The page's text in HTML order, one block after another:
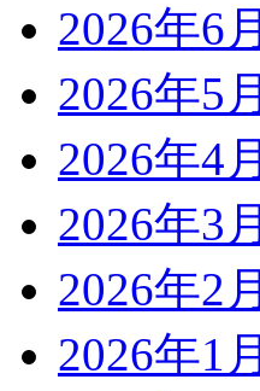
2026年6月
2026年5月
2026年4月
2026年3月
2026年2月
2026年1月